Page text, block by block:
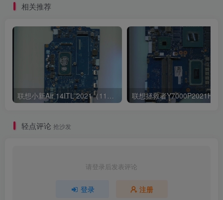
相关推荐
联想小新Air 14ITL 2021（11代i5 集显）版号：LA-K321P Rev:1B
轻点评论 抢沙发
请登录后发表评论
登录 注册